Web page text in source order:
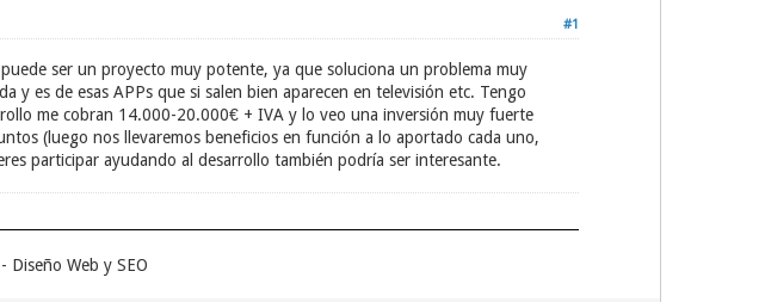
#1
ser un proyecto muy potente, ya que soluciona un problema muy
y es de esas APPs que si salen bien aparecen en televisión etc. Tengo
me cobran 14.000-20.000€ + IVA y lo veo una inversión muy fuerte
(luego nos llevaremos beneficios en función a lo aportado cada uno,
participar ayudando al desarrollo también podría ser interesante.
- Diseño Web y SEO